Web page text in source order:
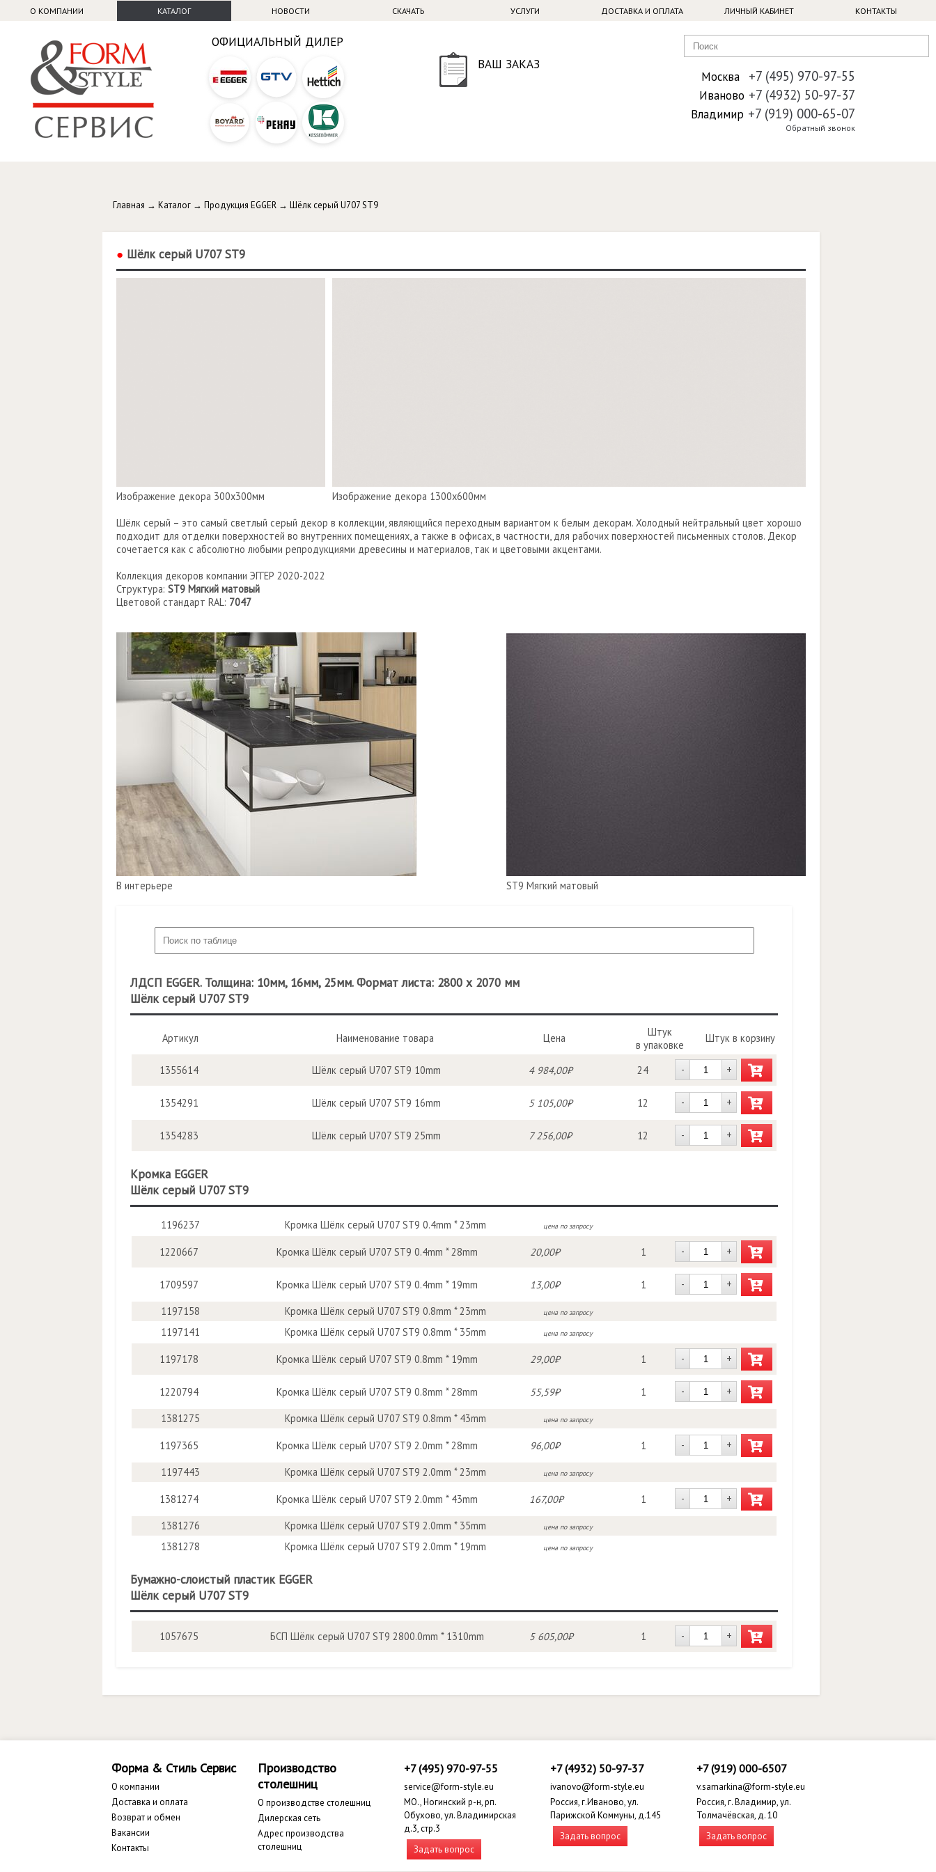
О КОМПАНИИ КАТАЛОГ НОВОСТИ СКАЧАТЬ УСЛУГИ ДОСТАВКА И ОПЛАТА ЛИЧНЫЙ КАБИНЕТ КОНТАКТЫ
ОФИЦИАЛЬНЫЙ ДИЛЕР
ВАШ ЗАКАЗ
Москва +7 (495) 970-97-55
Иваново +7 (4932) 50-97-37
Владимир +7 (919) 000-65-07
Обратный звонок
Главная → Каталог → Продукция EGGER → Шёлк серый U707 ST9
● Шёлк серый U707 ST9
Изображение декора 300х300мм
Изображение декора 1300х600мм
Шёлк серый – это самый светлый серый декор в коллекции, являющийся переходным вариантом к белым декорам. Холодный нейтральный цвет хорошо
подходит для отделки поверхностей во внутренних помещениях, а также в офисах, в частности, для рабочих поверхностей письменных столов. Декор
сочетается как с абсолютно любыми репродукциями древесины и материалов, так и цветовыми акцентами.
Коллекция декоров компании ЭГГЕР 2020-2022
Структура: ST9 Мягкий матовый
Цветовой стандарт RAL: 7047
В интерьере ST9 Мягкий матовый
ЛДСП EGGER. Толщина: 10мм, 16мм, 25мм. Формат листа: 2800 х 2070 мм
Шёлк серый U707 ST9
Артикул Наименование товара Цена
Штук
в упаковке
Штук в корзину
1355614 Шёлк серый U707 ST9 10mm 4 984,00₽ 24 - +
1354291 Шёлк серый U707 ST9 16mm 5 105,00₽ 12 - +
1354283 Шёлк серый U707 ST9 25mm 7 256,00₽ 12 - +
Кромка EGGER
Шёлк серый U707 ST9
1196237 Кромка Шёлк серый U707 ST9 0.4mm * 23mm цена по запросу
1220667 Кромка Шёлк серый U707 ST9 0.4mm * 28mm 20,00₽ 1 - +
1709597 Кромка Шёлк серый U707 ST9 0.4mm * 19mm 13,00₽ 1 - +
1197158 Кромка Шёлк серый U707 ST9 0.8mm * 23mm цена по запросу
1197141 Кромка Шёлк серый U707 ST9 0.8mm * 35mm цена по запросу
1197178 Кромка Шёлк серый U707 ST9 0.8mm * 19mm 29,00₽ 1 - +
1220794 Кромка Шёлк серый U707 ST9 0.8mm * 28mm 55,59₽ 1 - +
1381275 Кромка Шёлк серый U707 ST9 0.8mm * 43mm цена по запросу
1197365 Кромка Шёлк серый U707 ST9 2.0mm * 28mm 96,00₽ 1 - +
1197443 Кромка Шёлк серый U707 ST9 2.0mm * 23mm цена по запросу
1381274 Кромка Шёлк серый U707 ST9 2.0mm * 43mm 167,00₽ 1 - +
1381276 Кромка Шёлк серый U707 ST9 2.0mm * 35mm цена по запросу
1381278 Кромка Шёлк серый U707 ST9 2.0mm * 19mm цена по запросу
Бумажно-слоистый пластик EGGER
Шёлк серый U707 ST9
1057675 БСП Шёлк серый U707 ST9 2800.0mm * 1310mm 5 605,00₽ 1 - +
Форма & Стиль Сервис
О компании
Доставка и оплата
Возврат и обмен
Вакансии
Контакты
Производство
столешниц
О производстве столешниц
Дилерская сеть
Адрес производства
столешниц
+7 (495) 970-97-55
service@form-style.eu
МО., Ногинский р-н, рп.
Обухово, ул. Владимирская
д.3, стр.3
Задать вопрос
+7 (4932) 50-97-37
ivanovo@form-style.eu
Россия, г.Иваново, ул.
Парижской Коммуны, д.145
Задать вопрос
+7 (919) 000-6507
v.samarkina@form-style.eu
Россия, г. Владимир, ул.
Толмачёвская, д. 10
Задать вопрос